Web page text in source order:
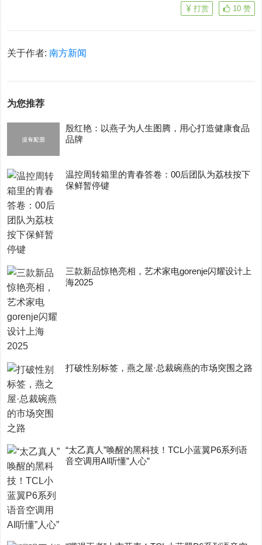
10 赞
打赏
关于作者:南方新闻
为您推荐
殷红艳：以燕子为人生图腾，用心打造健康食品
品牌
温控周转箱里的青春答卷：00后团队为荔枝按下
保鲜暂停键
三款新品惊艳亮相，艺术家电gorenje闪耀设计上
海2025
打破性别标签，燕之屋·总裁碗燕的市场突围之路
“太乙真人”唤醒的黑科技！TCL小蓝翼P6系列语
音空调用AI听懂”人心”